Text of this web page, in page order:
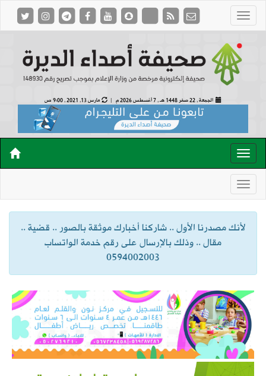
الجمعة , 22 صفر 1448 هـ , 7 أغسطس 2026 م | مارس 13, 2021 , 9:00 ص
لأنك مصدرنا الأول .. شاركنا أخبارك موثقة بالصور .. قضية ..
مقال .. وذلك بالإرسال على رقم خدمة الواتساب
0594002003